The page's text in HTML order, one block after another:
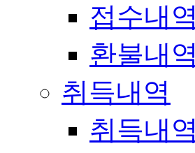
접수내역
환불내역
취득내역
취득내역